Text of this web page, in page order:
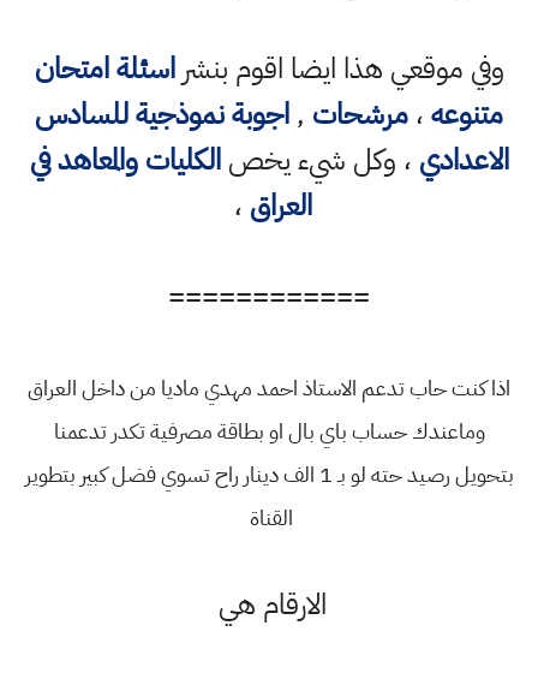
وفي موقعي هذا ايضا اقوم بنشراسئلة امتحان
متنوعه،مرشحات ,اجوبة نموذجية للسادس
الاعدادي ، وكل شيء يخصالكليات والمعاهد في
العراق ،
============
اذا كنت حاب تدعم الاستاذ احمد مهدي ماديا من داخل العراق
وماعندك حساب باي بال او بطاقة مصرفية تكدر تدعمنا
بتحويل رصيد حته لو بـ 1 الف دينار راح تسوي فضل كبير بتطوير
القناة
الارقام هي